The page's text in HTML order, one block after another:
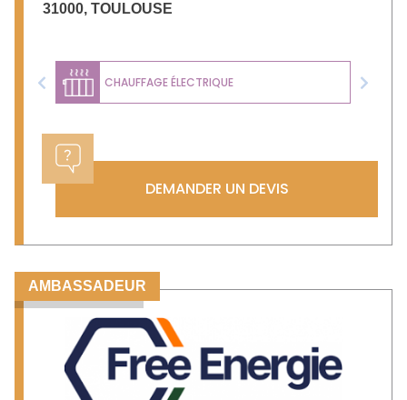
31000, TOULOUSE
CHAUFFAGE ÉLECTRIQUE
Previous Next
DEMANDER UN DEVIS
AMBASSADEUR